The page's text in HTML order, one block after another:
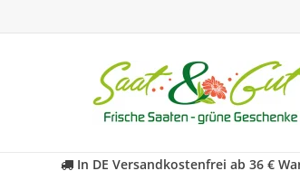
In DE Versandkostenfrei ab 36 €